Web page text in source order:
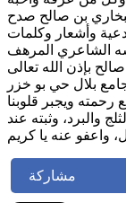
بن صالح صدح
وأشعار وكلمات
بإذن الله تعالى
العصر بجامع بلال حي بو خزر
ويجبر قلوبنا
والبرد، وثبته عند
مشاركة